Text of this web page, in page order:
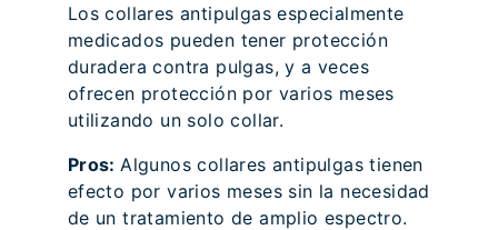
Los collares antipulgas especialmente
medicados pueden tener protección
duradera contra pulgas, y a veces
ofrecen protección por varios meses
utilizando un solo collar.
Pros: Algunos collares antipulgas tienen
efecto por varios meses sin la necesidad
de un tratamiento de amplio espectro.